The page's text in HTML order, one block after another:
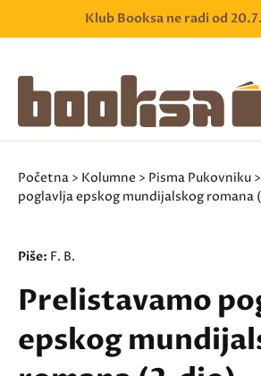
Klub Booksa ne radi od
Početna > Kolumne > Pisma Pukovniku
poglavlja epskog mundijalskog romana
Piše: F. B.
Prelistavamo
epskog